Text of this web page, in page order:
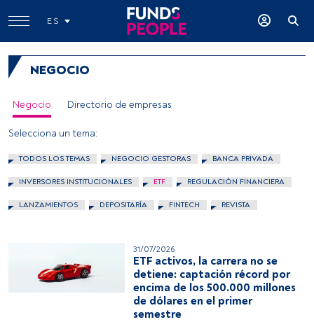
ES
NEGOCIO
Negocio Directorio de empresas
Selecciona un tema:
TODOS LOS TEMAS NEGOCIO GESTORAS BANCA PRIVADA
INVERSORES INSTITUCIONALES ETF REGULACIÓN FINANCIERA
LANZAMIENTOS DEPOSITARÍA FINTECH REVISTA
31/07/2026
ETF activos, la carrera no se
detiene: captación récord por
encima de los 500.000 millones
de dólares en el primer
semestre